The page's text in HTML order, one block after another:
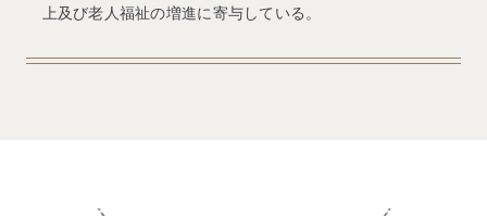
上及び老人福祉の増進に寄与している。